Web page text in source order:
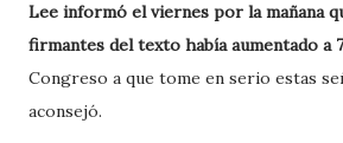
Lee informó el viernes por la mañana
firmantes del texto había aumentado a
Congreso a que tome en serio estas
aconsejó.